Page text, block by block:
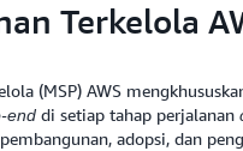
Terkelola
(MSP) AWS
end di setiap tahap perjalanan
adopsi, dan